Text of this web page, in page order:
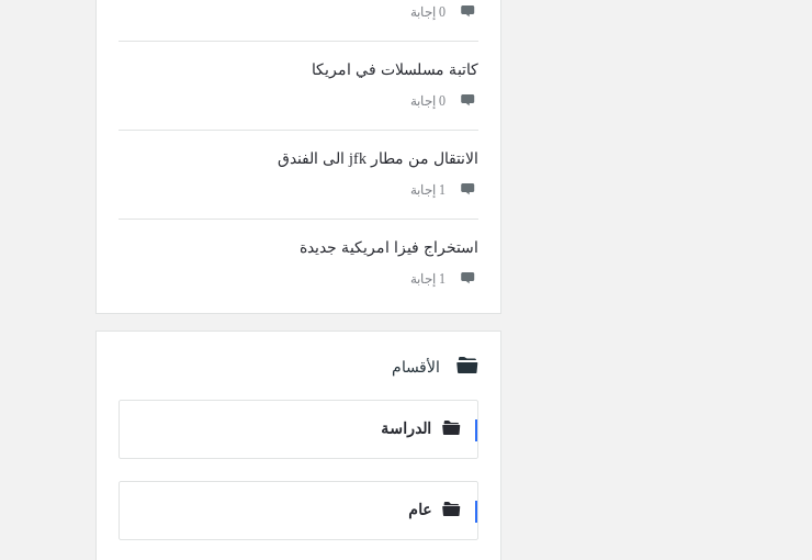
‫0 إجابة
كاتبة مسلسلات في امريكا
‫0 إجابة
الانتقال من مطار jfk الى الفندق
‫1 إجابة
استخراج فيزا امريكية جديدة
‫1 إجابة
الأقسام
الدراسة
عام